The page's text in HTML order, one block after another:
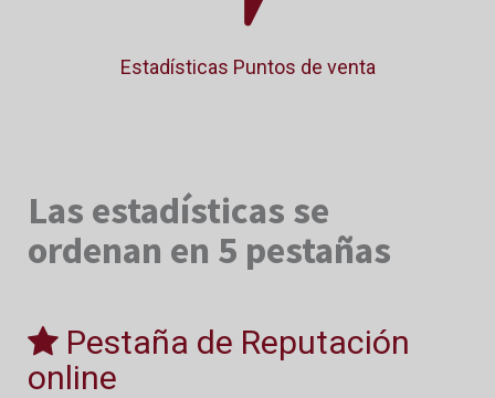
Estadísticas Puntos de venta
Las estadísticas se
ordenan en 5 pestañas
Pestaña de Reputación
online